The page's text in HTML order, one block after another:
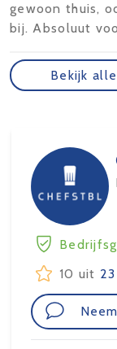
gewoon thuis,
bij. Absoluut
Bekijk
10 uit